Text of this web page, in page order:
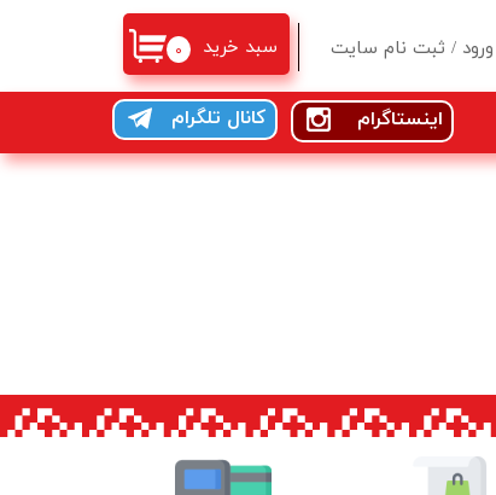
ورود / ثبت نام سایت
تغییر گذر واژه کانال تلگرام اینستاگرام
۰ سبد خرید